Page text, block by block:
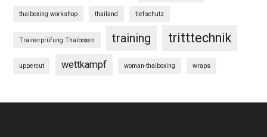
thaiboxing workshop thailand tiefschutz
Trainerprüfung Thaiboxen training tritttechnik
uppercut wettkampf woman-thaiboxing wraps